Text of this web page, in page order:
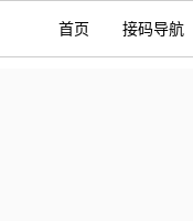
首页 接码导航